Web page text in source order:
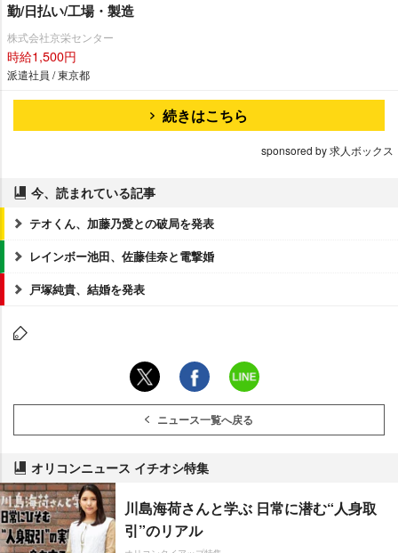
勤/日払い/工場・製造
株式会社京栄センター
時給1,500円
派遣社員 / 東京都
続きはこちら
sponsored by 求人ボックス
今、読まれている記事
テオくん、加藤乃愛との破局を発表
レインボー池田、佐藤佳奈と電撃婚
戸塚純貴、結婚を発表
ニュース一覧へ戻る
オリコンニュース イチオシ特集
川島海荷さんと学ぶ 日常に潜む“人身取
引”のリアル